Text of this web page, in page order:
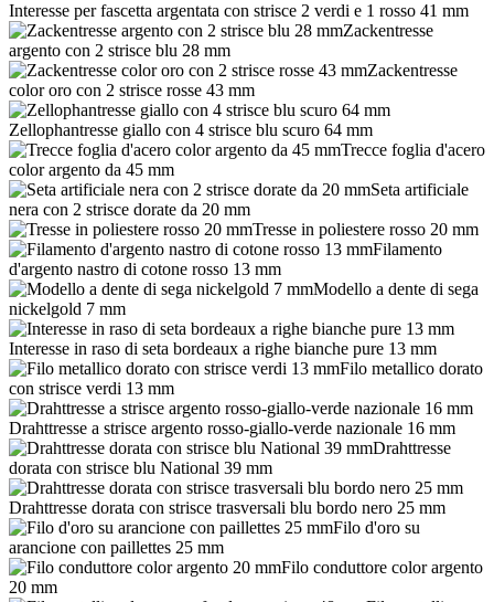
Interesse per fascetta argentata con strisce 2 verdi e 1 rosso 41 mm
Zackentresse
argento con 2 strisce blu 28 mm
Zackentresse
color oro con 2 strisce rosse 43 mm
Zellophantresse giallo con 4 strisce blu scuro 64 mm
Trecce foglia d'acero
color argento da 45 mm
Seta artificiale
nera con 2 strisce dorate da 20 mm
Tresse in poliestere rosso 20 mm
Filamento
d'argento nastro di cotone rosso 13 mm
Modello a dente di sega
nickelgold 7 mm
Interesse in raso di seta bordeaux a righe bianche pure 13 mm
Filo metallico dorato
con strisce verdi 13 mm
Drahttresse a strisce argento rosso-giallo-verde nazionale 16 mm
Drahttresse
dorata con strisce blu National 39 mm
Drahttresse dorata con strisce trasversali blu bordo nero 25 mm
Filo d'oro su
arancione con paillettes 25 mm
Filo conduttore color argento
20 mm